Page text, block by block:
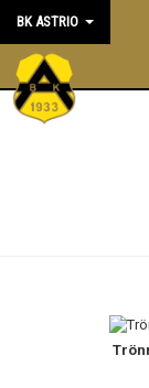
BK ASTRIO
HEM